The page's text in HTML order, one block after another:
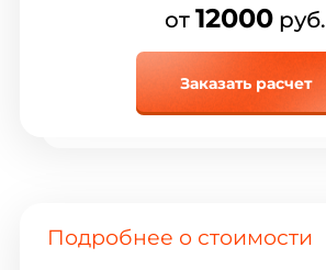
от12000 руб.
Заказать расчет
Подробнее о стоимости